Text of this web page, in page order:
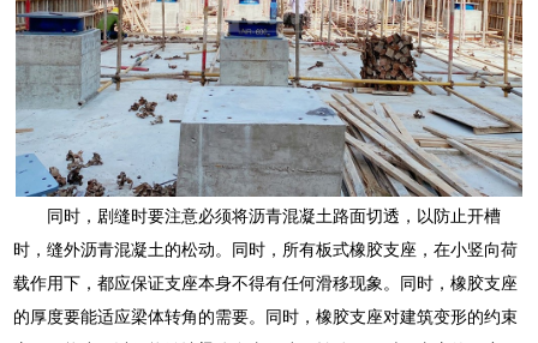
同时，剧缝时要注意必须将沥青混凝土路面切透，以防止开槽
时，缝外沥青混凝土的松动。同时，所有板式橡胶支座，在小竖向荷
载作用下，都应保证支座本身不得有任何滑移现象。同时，橡胶支座
的厚度要能适应梁体转角的需要。同时，橡胶支座对建筑变形的约束